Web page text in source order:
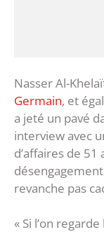
Nasser Al-
Germain, et
a jeté un pavé
interview avec
d’affaires de 51
revanche pas
« Si l’on